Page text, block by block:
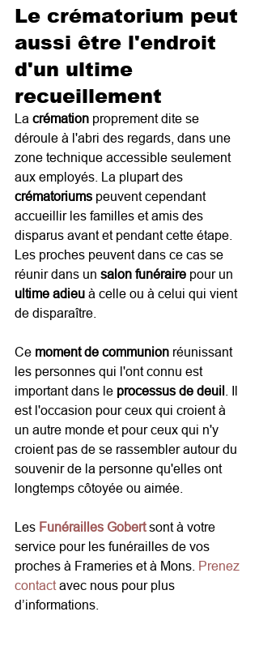
Le crématorium peut
aussi être l'endroit
d'un ultime
recueillement
La crémation proprement dite se
déroule à l'abri des regards, dans une
zone technique accessible seulement
aux employés. La plupart des
crématoriums peuvent cependant
accueillir les familles et amis des
disparus avant et pendant cette étape.
Les proches peuvent dans ce cas se
réunir dans un salon funéraire pour un
ultime adieu à celle ou à celui qui vient
de disparaître.
Ce moment de communion réunissant
les personnes qui l'ont connu est
important dans le processus de deuil . Il
est l'occasion pour ceux qui croient à
un autre monde et pour ceux qui n'y
croient pas de se rassembler autour du
souvenir de la personne qu'elles ont
longtemps côtoyée ou aimée.
Les Funérailles Gobert sont à votre
service pour les funérailles de vos
proches à Frameries et à Mons. Prenez
contact avec nous pour plus
d’informations.